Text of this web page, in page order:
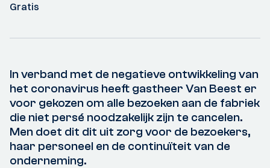
Gratis
In verband met de negatieve ontwikkeling van
het coronavirus heeft gastheer Van Beest er
voor gekozen om alle bezoeken aan de fabriek
die niet persé noodzakelijk zijn te cancelen.
Men doet dit dit uit zorg voor de bezoekers,
haar personeel en de continuïteit van de
onderneming.